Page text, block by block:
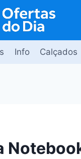
Info Calçados